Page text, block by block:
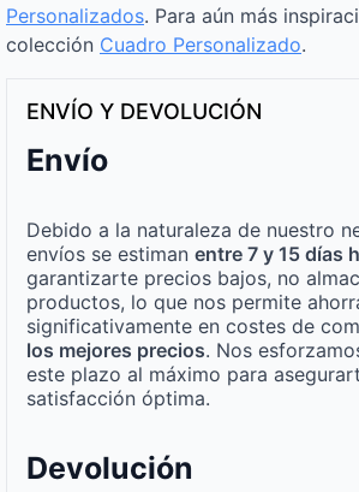
Personalizados. Para aún más
colección Cuadro Personalizado.
ENVÍO Y DEVOLUCIÓN
Envío
Debido a la naturaleza de nuestro
envíos se estiman entre 7 y 15 días
garantizarte precios bajos, no
productos, lo que nos permite
significativamente en costes de
los mejores precios. Nos
este plazo al máximo para
satisfacción óptima.
Devolución